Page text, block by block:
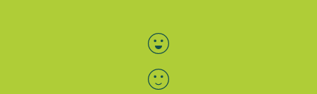
Bewertung auswählen